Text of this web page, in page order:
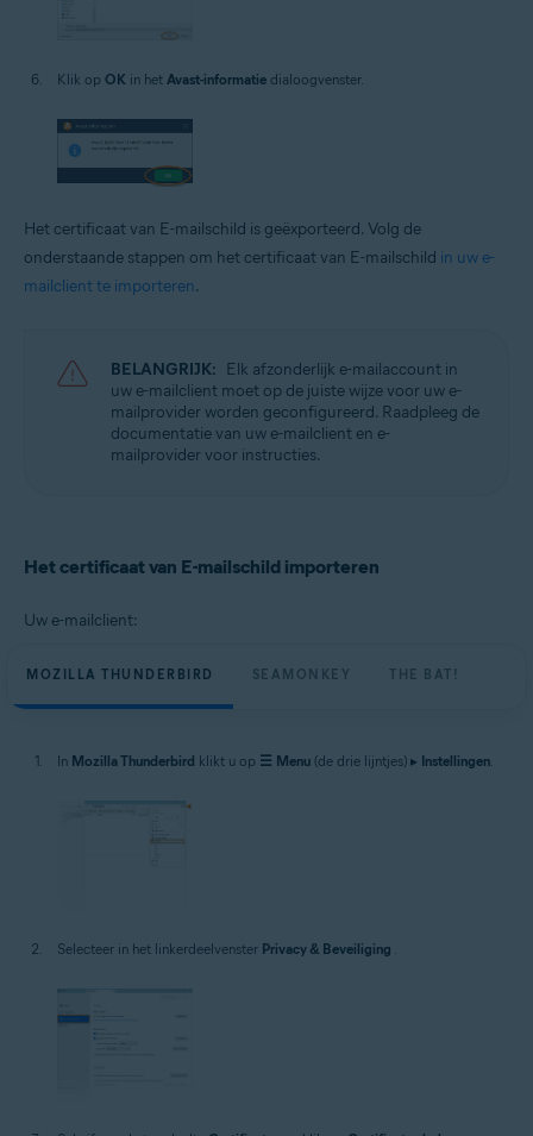
Klik op OK in het Avast-informatie dialoogvenster.
Het certificaat van E-mailschild is geëxporteerd. Volg de
onderstaande stappen om het certificaat van E-mailschild in uw e-
mailclient te importeren.
BELANGRIJK: Elk afzonderlijk e-mailaccount in
uw e-mailclient moet op de juiste wijze voor uw e-
mailprovider worden geconfigureerd. Raadpleeg de
documentatie van uw e-mailclient en e-
mailprovider voor instructies.
Het certificaat van E-mailschild importeren
Uw e-mailclient:
MOZILLA THUNDERBIRD SEAMONKEY THE BAT!
In Mozilla Thunderbird klikt u op ☰ Menu (de drie lijntjes) ▸ Instellingen
Selecteer in het linkerdeelvenster Privacy & Beveiliging .